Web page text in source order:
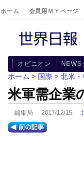
ホーム 会員用ＭＹページ
オピニオン NEWS
ホーム > 国際 > 北米
米軍需企業
編集局 2017/12/15